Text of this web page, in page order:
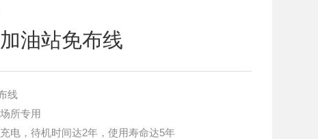
油站免布线
线
所专用
电，待机时间达2年，使用寿命达5年